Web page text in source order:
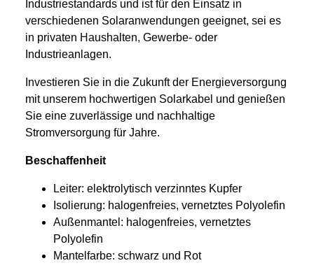
Industriestandards und ist für den Einsatz in
verschiedenen Solaranwendungen geeignet, sei es
in privaten Haushalten, Gewerbe- oder
Industrieanlagen.
Investieren Sie in die Zukunft der Energieversorgung
mit unserem hochwertigen Solarkabel und genießen
Sie eine zuverlässige und nachhaltige
Stromversorgung für Jahre.
Beschaffenheit
Leiter: elektrolytisch verzinntes Kupfer
Isolierung: halogenfreies, vernetztes Polyolefin
Außenmantel: halogenfreies, vernetztes
Polyolefin
Mantelfarbe: schwarz und Rot